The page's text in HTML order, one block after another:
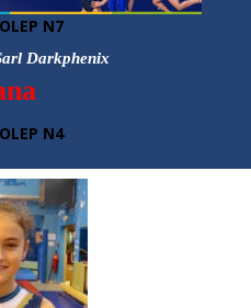
N7
N4
Darkphenix